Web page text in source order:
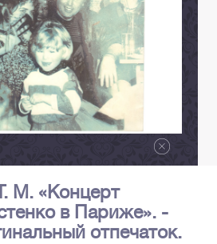
М. «Концерт
в Париже». -
отпечаток.